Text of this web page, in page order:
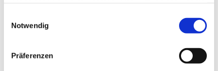
Notwendig
Präferenzen
0664/8128851
vCard Download